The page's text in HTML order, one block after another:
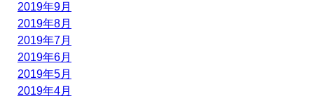
2019年9月
2019年8月
2019年7月
2019年6月
2019年5月
2019年4月